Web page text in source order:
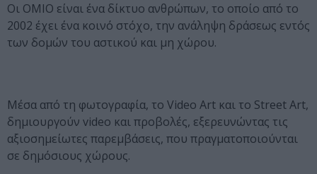
Οι ΟΜΙΟ είναι ένα δίκτυο ανθρώπων, το οποίο από το
2002 έχει ένα κοινό στόχο, την ανάληψη δράσεως εντός
των δομών του αστικού και μη χώρου.
Μέσα από τη φωτογραφία, το Video Art και το Street Art,
δημιουργούν video και προβολές, εξερευνώντας τις
αξιοσημείωτες παρεμβάσεις, που πραγματοποιούνται
σε δημόσιους χώρους.